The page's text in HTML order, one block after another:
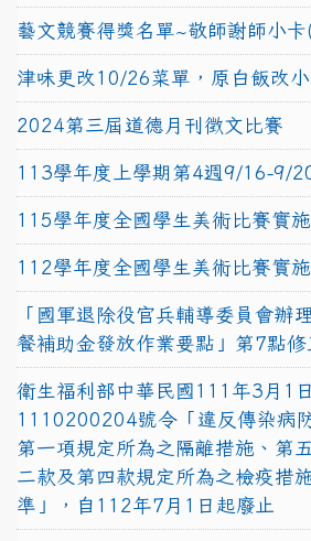
藝文競賽得獎名單~敬師謝師小卡
津味更改10/26菜單，原白飯改
2024第三屆道德月刊徵文比賽
113學年度上學期第4週9/16-9/
115學年度全國學生美術比賽實
112學年度全國學生美術比賽實
「國軍退除役官兵輔導委員會辦
餐補助金發放作業要點」第7點
衛生福利部中華民國111年3月1
1110200204號令「違反傳染病
第一項規定所為之隔離措施、第
二款及第四款規定所為之檢疫措
準」，自112年7月1日起廢止